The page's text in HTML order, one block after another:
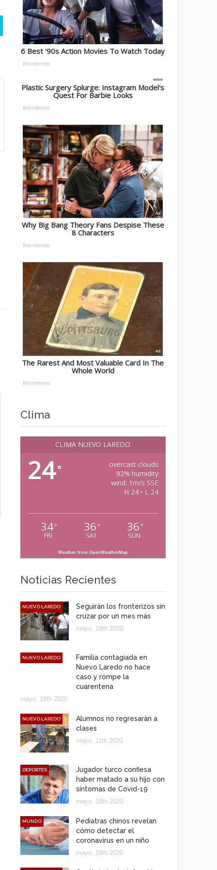
Clima
CLIMA NUEVO LAREDO
24°
overcast clouds
92% humidity
wind: 1m/s SSE
H 24 • L 24
34°
FRI
36 °
SAT
36 °
SUN
Weather from OpenWeatherMap
Noticias Recientes
Seguirán los fronterizos sin
cruzar por un mes más
NUEVO LAREDO
mayo, 18th 2020
Familia contagiada en
Nuevo Laredo no hace
caso y rompe la
cuarentena
NUEVO LAREDO
mayo, 18th 2020
Alumnos no regresarán a
clases
NUEVO LAREDO
mayo, 11th 2020
Jugador turco confiesa
haber matado a su hijo con
síntomas de Covid-19
DEPORTES
mayo, 18th 2020
Pediatras chinos revelan
cómo detectar el
coronavirus en un niño
MUNDO
mayo, 18th 2020